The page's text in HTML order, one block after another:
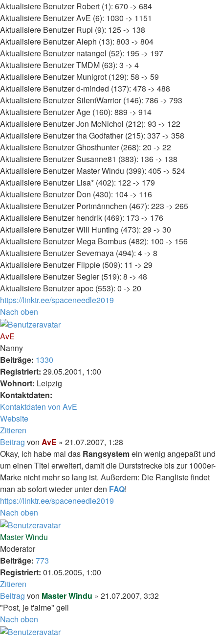
Aktualisiere Benutzer Robert (1): 670 -> 684
Aktualisiere Benutzer AvE (6): 1030 -> 1151
Aktualisiere Benutzer Rupi (9): 125 -> 138
Aktualisiere Benutzer Aleph (13): 803 -> 804
Aktualisiere Benutzer natangel (52): 195 -> 197
Aktualisiere Benutzer TMDM (63): 3 -> 4
Aktualisiere Benutzer Munigrot (129): 58 -> 59
Aktualisiere Benutzer d-minded (137): 478 -> 488
Aktualisiere Benutzer SilentWarrior (146): 786 -> 793
Aktualisiere Benutzer Age (160): 889 -> 914
Aktualisiere Benutzer Jon McNichol (212): 93 -> 122
Aktualisiere Benutzer tha Godfather (215): 337 -> 358
Aktualisiere Benutzer Ghosthunter (268): 20 -> 22
Aktualisiere Benutzer Susanne81 (383): 136 -> 138
Aktualisiere Benutzer Master Windu (399): 405 -> 524
Aktualisiere Benutzer Lisa* (402): 122 -> 179
Aktualisiere Benutzer Don (430): 104 -> 116
Aktualisiere Benutzer Portmännchen (467): 223 -> 265
Aktualisiere Benutzer hendrik (469): 173 -> 176
Aktualisiere Benutzer Will Hunting (473): 29 -> 30
Aktualisiere Benutzer Mega Bombus (482): 100 -> 156
Aktualisiere Benutzer Severnaya (494): 4 -> 8
Aktualisiere Benutzer Flippie (509): 11 -> 29
Aktualisiere Benutzer Segler (519): 8 -> 48
Aktualisiere Benutzer apoc (553): 0 -> 20
https://linktr.ee/spaceneedle2019
Nach oben
AvE
Nanny
Beiträge: 1330
Registriert: 29.05.2001, 1:00
Wohnort: Leipzig
Kontaktdaten:
Kontaktdaten von AvE
Website
Zitieren
Beitrag von AvE » 21.07.2007, 1:28
Okay, ich habe mal das Rangsystemein wenig angepaßt und
um einen Titel erweitert, damit die Durststrecke bis zur 1000er-
Marke nicht mehr so lang ist. Außerdem: Die Rangliste findet
man ab sofort wieder unter den FAQ!
https://linktr.ee/spaceneedle2019
Nach oben
Master Windu
Moderator
Beiträge: 773
Registriert: 01.05.2005, 1:00
Zitieren
Beitrag von Master Windu » 21.07.2007, 3:32
"Post, je t'aime" geil
Nach oben